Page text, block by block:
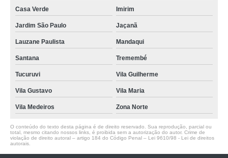
Casa Verde Imirim
Jardim São Paulo Jaçanã
Lauzane Paulista Mandaqui
Santana Tremembé
Tucuruvi Vila Guilherme
Vila Gustavo Vila Maria
Vila Medeiros Zona Norte
O conteúdo do texto desta página é de direito reservado. Sua reprodução, parcial ou
total, mesmo citando nossos links, é proibida sem a autorização do autor. Crime de
violação de direito autoral – artigo 184 do Código Penal – Lei 9610/98 - Lei de direitos
autorais